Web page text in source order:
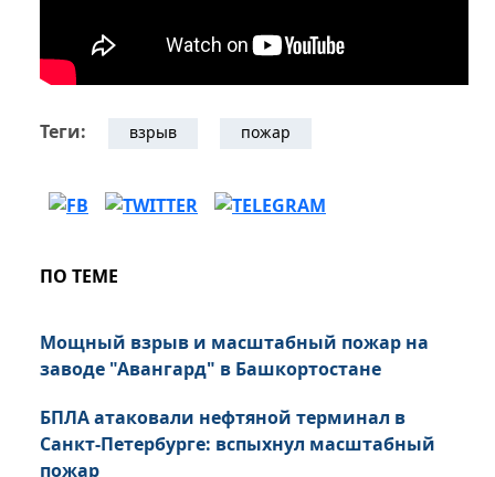
Теги: взрыв пожар
ПО ТЕМЕ
Мощный взрыв и масштабный пожар на
заводе "Авангард" в Башкортостане
БПЛА атаковали нефтяной терминал в
Санкт-Петербурге: вспыхнул масштабный
пожар